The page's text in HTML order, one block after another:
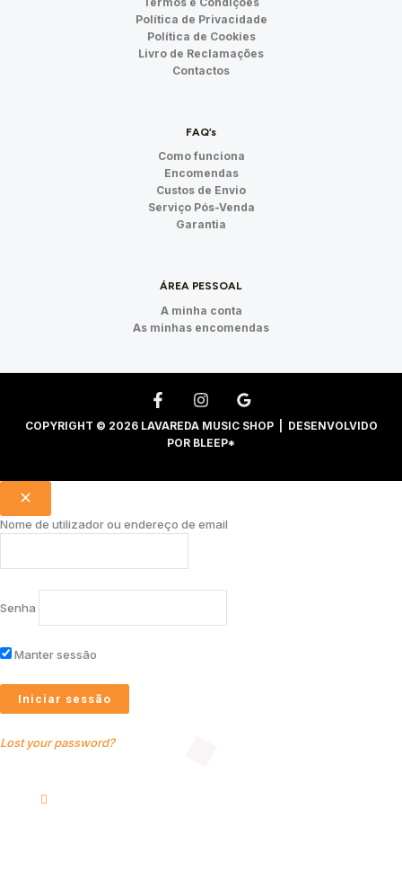
Política de Privacidade
Política de Cookies
Livro de Reclamações
Contactos
FAQ’s
Como funciona
Encomendas
Custos de Envio
Serviço Pós-Venda
Garantia
ÁREA PESSOAL
A minha conta
As minhas encomendas
COPYRIGHT © 2026 LAVAREDA MUSIC SHOP | DESENVOLVIDO
POR BLEEP*
Nome de utilizador ou endereço de email
Senha
Manter sessão
Lost your password?